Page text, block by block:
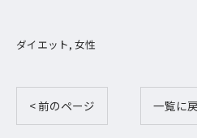
ダイエット 女性
< 前のページ 一覧に